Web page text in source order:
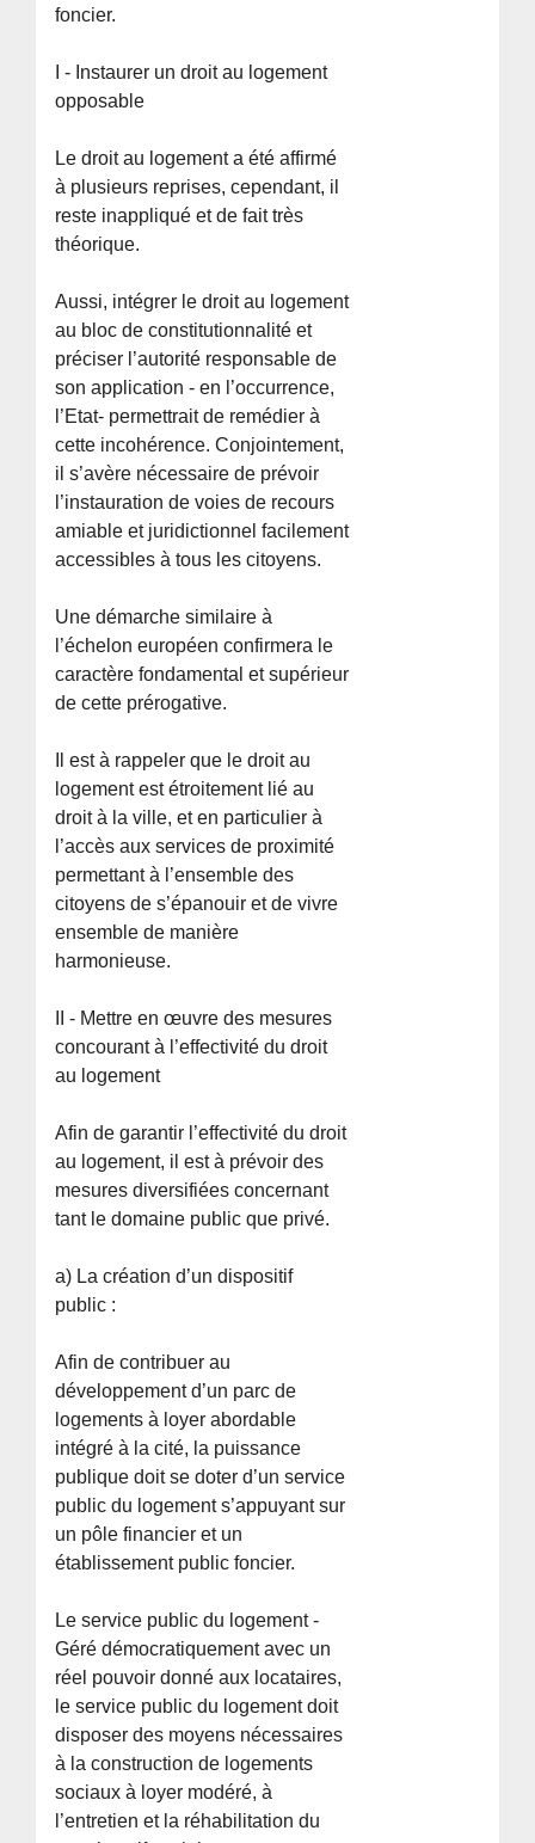
foncier.
I - Instaurer un droit au logement
opposable
Le droit au logement a été affirmé
à plusieurs reprises, cependant, il
reste inappliqué et de fait très
théorique.
Aussi, intégrer le droit au logement
au bloc de constitutionnalité et
préciser l’autorité responsable de
son application - en l’occurrence,
l’Etat- permettrait de remédier à
cette incohérence. Conjointement,
il s’avère nécessaire de prévoir
l’instauration de voies de recours
amiable et juridictionnel facilement
accessibles à tous les citoyens.
Une démarche similaire à
l’échelon européen confirmera le
caractère fondamental et supérieur
de cette prérogative.
Il est à rappeler que le droit au
logement est étroitement lié au
droit à la ville, et en particulier à
l’accès aux services de proximité
permettant à l’ensemble des
citoyens de s’épanouir et de vivre
ensemble de manière
harmonieuse.
II - Mettre en œuvre des mesures
concourant à l’effectivité du droit
au logement
Afin de garantir l’effectivité du droit
au logement, il est à prévoir des
mesures diversifiées concernant
tant le domaine public que privé.
a) La création d’un dispositif
public :
Afin de contribuer au
développement d’un parc de
logements à loyer abordable
intégré à la cité, la puissance
publique doit se doter d’un service
public du logement s’appuyant sur
un pôle financier et un
établissement public foncier.
Le service public du logement -
Géré démocratiquement avec un
réel pouvoir donné aux locataires,
le service public du logement doit
disposer des moyens nécessaires
à la construction de logements
sociaux à loyer modéré, à
l’entretien et la réhabilitation du